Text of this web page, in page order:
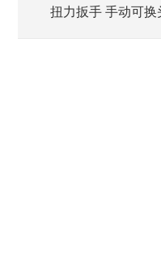
扭力扳手 手动可换